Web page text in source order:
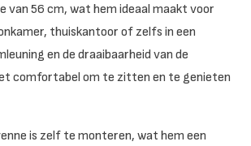
van 56 cm, wat hem ideaal maakt voor
thuiskantoor of zelfs in een
en de draaibaarheid van de
comfortabel om te zitten en te genieten
is zelf te monteren, wat hem een